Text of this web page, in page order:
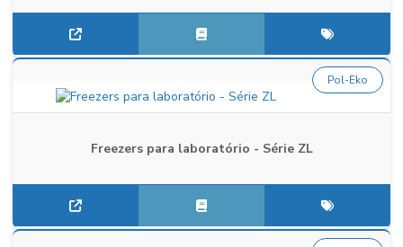
Freezers para laboratório - Série ZL
Pol-Eko